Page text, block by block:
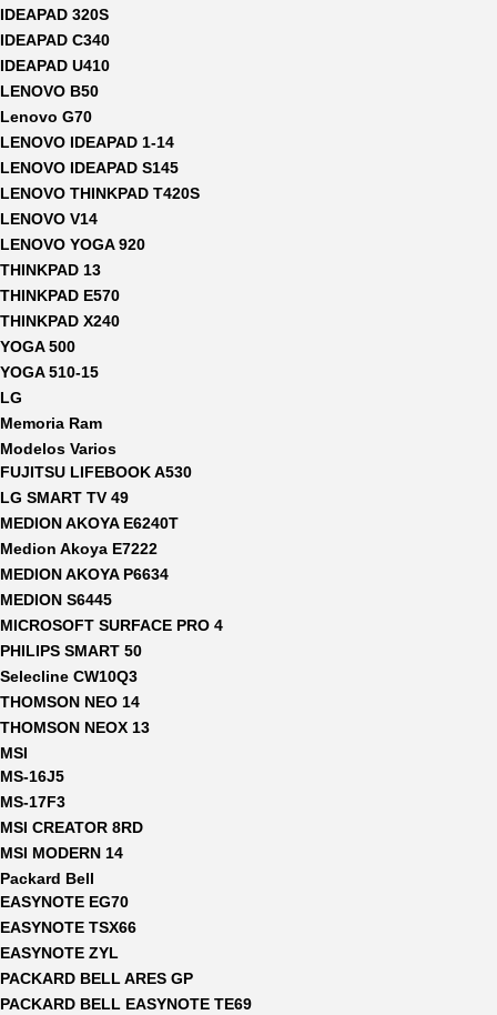
IDEAPAD 320S
IDEAPAD C340
IDEAPAD U410
LENOVO B50
Lenovo G70
LENOVO IDEAPAD 1-14
LENOVO IDEAPAD S145
LENOVO THINKPAD T420S
LENOVO V14
LENOVO YOGA 920
THINKPAD 13
THINKPAD E570
THINKPAD X240
YOGA 500
YOGA 510-15
LG
Memoria Ram
Modelos Varios
FUJITSU LIFEBOOK A530
LG SMART TV 49
MEDION AKOYA E6240T
Medion Akoya E7222
MEDION AKOYA P6634
MEDION S6445
MICROSOFT SURFACE PRO 4
PHILIPS SMART 50
Selecline CW10Q3
THOMSON NEO 14
THOMSON NEOX 13
MSI
MS-16J5
MS-17F3
MSI CREATOR 8RD
MSI MODERN 14
Packard Bell
EASYNOTE EG70
EASYNOTE TSX66
EASYNOTE ZYL
PACKARD BELL ARES GP
PACKARD BELL EASYNOTE TE69